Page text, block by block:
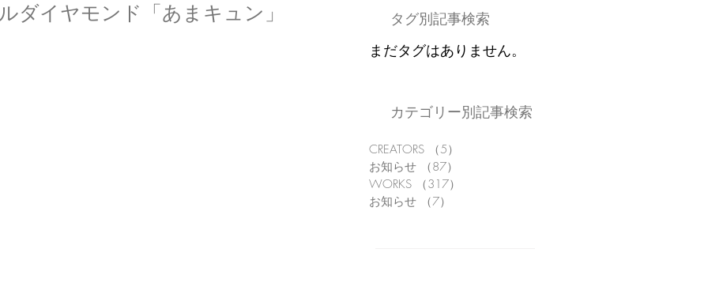
イヤモンド「あまキュン」 タグ別記事検索
まだタグはありません。
カテゴリー別記事検索
CREATORS （5）
お知らせ
（87）
WORKS
（317）
お知らせ
（7）